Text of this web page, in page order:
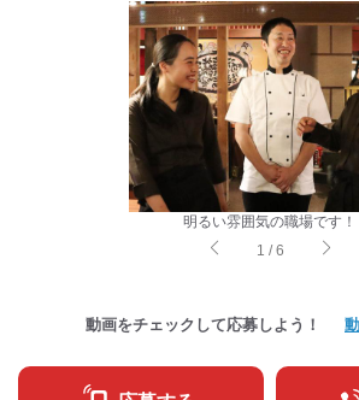
明るい雰囲気の職場です！
1 /6
動画をチェックして応募しよう！